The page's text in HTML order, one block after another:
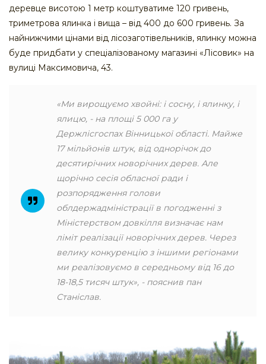
деревце висотою 1 метр коштуватиме 120 гривень,
триметрова ялинка і вища – від 400 до 600 гривень. За
найнижчими цінами від лісозаготівельників, ялинку можна
буде придбати у спеціалізованому магазині «Лісовик» на
вулиці Максимовича, 43.
«Ми вирощуємо хвойні: і сосну, і ялинку, і
ялицю, - на площі 5 000 га у
Держлісгоспах Вінницької області. Майже
17 мільйонів штук, від однорічок до
десятирічних новорічних дерев. Але
щорічно сесія обласної ради і
розпорядження голови
облдержадміністрації в погодженні з
Міністерством довкілля визначає нам
ліміт реалізації новорічних дерев. Через
велику конкуренцію з іншими регіонами
ми реалізовуємо в середньому від 16 до
18-18,5 тисяч штук», - пояснив пан
Станіслав.